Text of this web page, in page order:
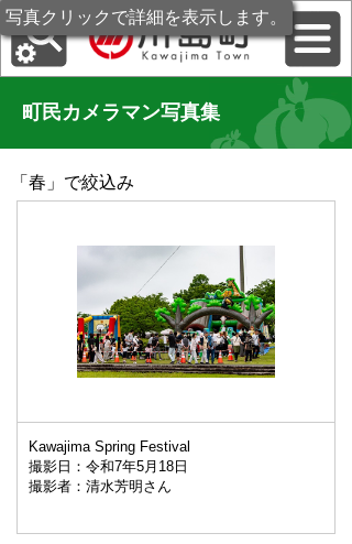
写真クリックで詳細を表示します。
町民カメラマン写真集
「 春 」で絞込み
Kawajima Spring Festival
撮影日：令和7年5月18日
撮影者：清水芳明さん